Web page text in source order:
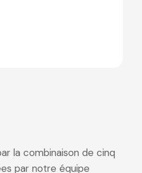
la combinaison de cinq
par notre équipe